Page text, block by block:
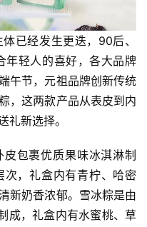
经发生更迭，90后、
年轻人的喜好，各大品牌
午节，元祖品牌创新传统
，这两款产品从表皮到内
礼新选择。
包裹优质果味冰淇淋制
，礼盒内有青柠、哈密
新奶香浓郁。雪冰粽是由
成，礼盒内有水蜜桃、草